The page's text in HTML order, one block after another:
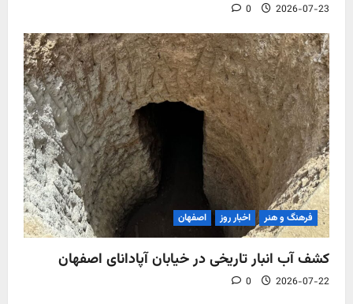
2026-07-23
0
فرهنگ و هنر اخبار روز اصفهان
کشف آب‌ انبار تاریخی در خیابان آپادانای اصفهان
2026-07-22
0